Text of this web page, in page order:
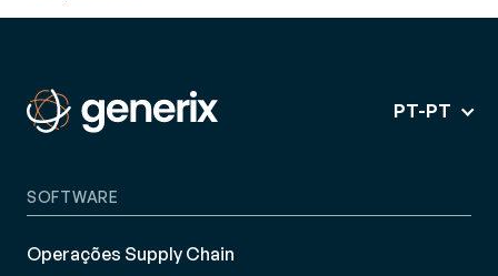
PT-PT
SOFTWARE
Operações Supply Chain